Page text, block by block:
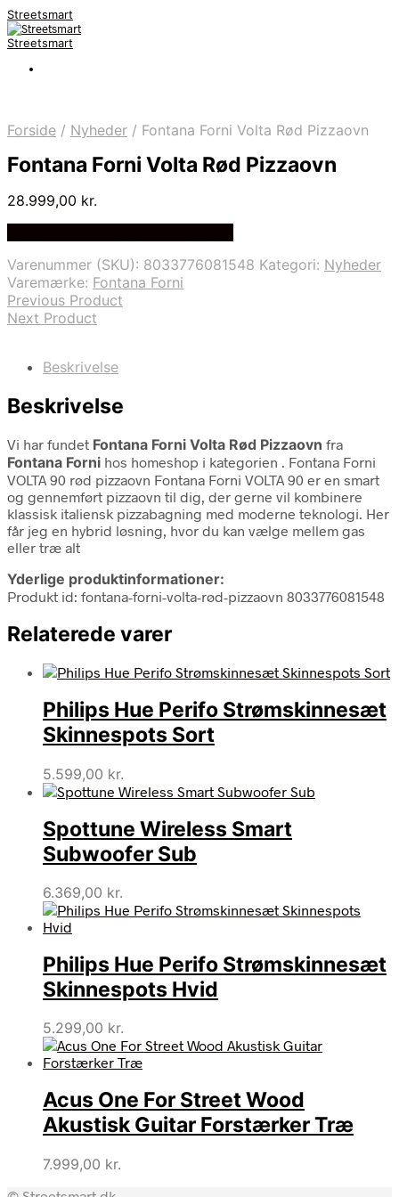
Streetsmart
Streetsmart
Forside / Nyheder / Fontana Forni Volta Rød Pizzaovn
Fontana Forni Volta Rød Pizzaovn
28.999,00 kr.
Varenummer (SKU): 8033776081548 Kategori: Nyheder
Varemærke: Fontana Forni
Previous Product
Next Product
Beskrivelse
Beskrivelse
Vi har fundet Fontana Forni Volta Rød Pizzaovn fra
Fontana Forni hos homeshop i kategorien . Fontana Forni
VOLTA 90 rød pizzaovn Fontana Forni VOLTA 90 er en smart
og gennemført pizzaovn til dig, der gerne vil kombinere
klassisk italiensk pizzabagning med moderne teknologi. Her
får jeg en hybrid løsning, hvor du kan vælge mellem gas
eller træ alt
Yderlige produktinformationer:
Produkt id: fontana-forni-volta-rød-pizzaovn 8033776081548
Relaterede varer
Philips Hue Perifo Strømskinnesæt
Skinnespots Sort
5.599,00 kr.
Spottune Wireless Smart
Subwoofer Sub
6.369,00 kr.
Philips Hue Perifo Strømskinnesæt
Skinnespots Hvid
5.299,00 kr.
Acus One For Street Wood
Akustisk Guitar Forstærker Træ
7.999,00 kr.